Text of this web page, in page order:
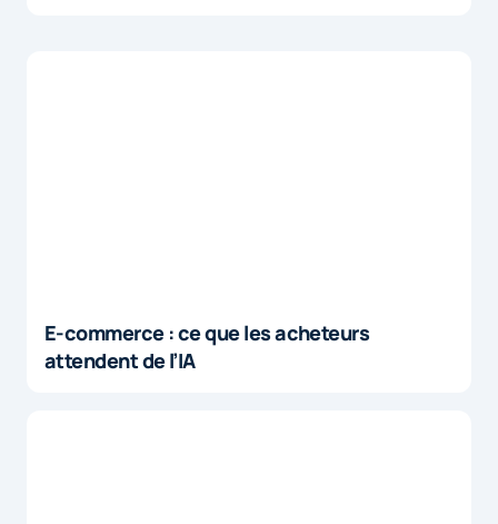
E-commerce : ce que les acheteurs
attendent de l’IA